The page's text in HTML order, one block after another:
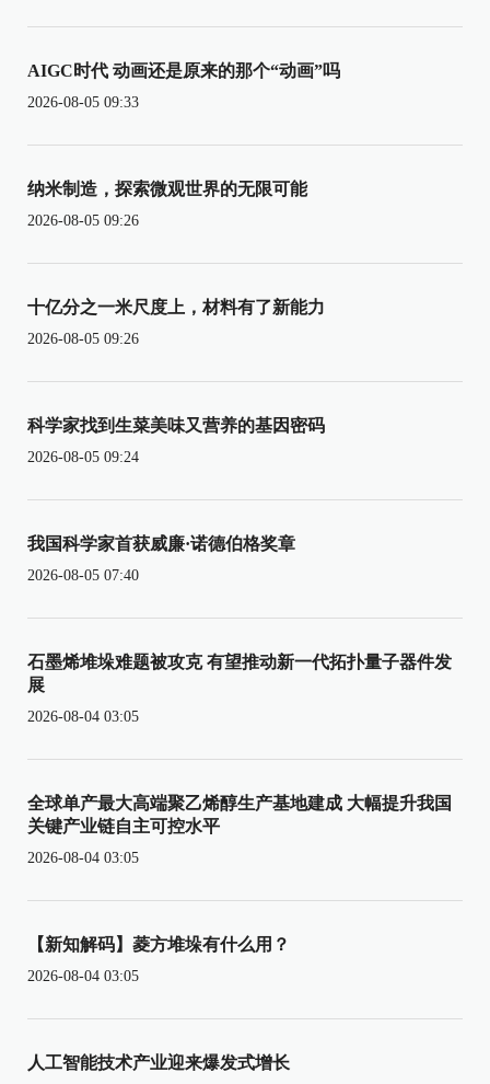
AIGC时代 动画还是原来的那个“动画”吗
2026-08-05 09:33
纳米制造，探索微观世界的无限可能
2026-08-05 09:26
十亿分之一米尺度上，材料有了新能力
2026-08-05 09:26
科学家找到生菜美味又营养的基因密码
2026-08-05 09:24
我国科学家首获威廉·诺德伯格奖章
2026-08-05 07:40
石墨烯堆垛难题被攻克 有望推动新一代拓扑量子器件发
展
2026-08-04 03:05
全球单产最大高端聚乙烯醇生产基地建成 大幅提升我国
关键产业链自主可控水平
2026-08-04 03:05
【新知解码】菱方堆垛有什么用？
2026-08-04 03:05
人工智能技术产业迎来爆发式增长